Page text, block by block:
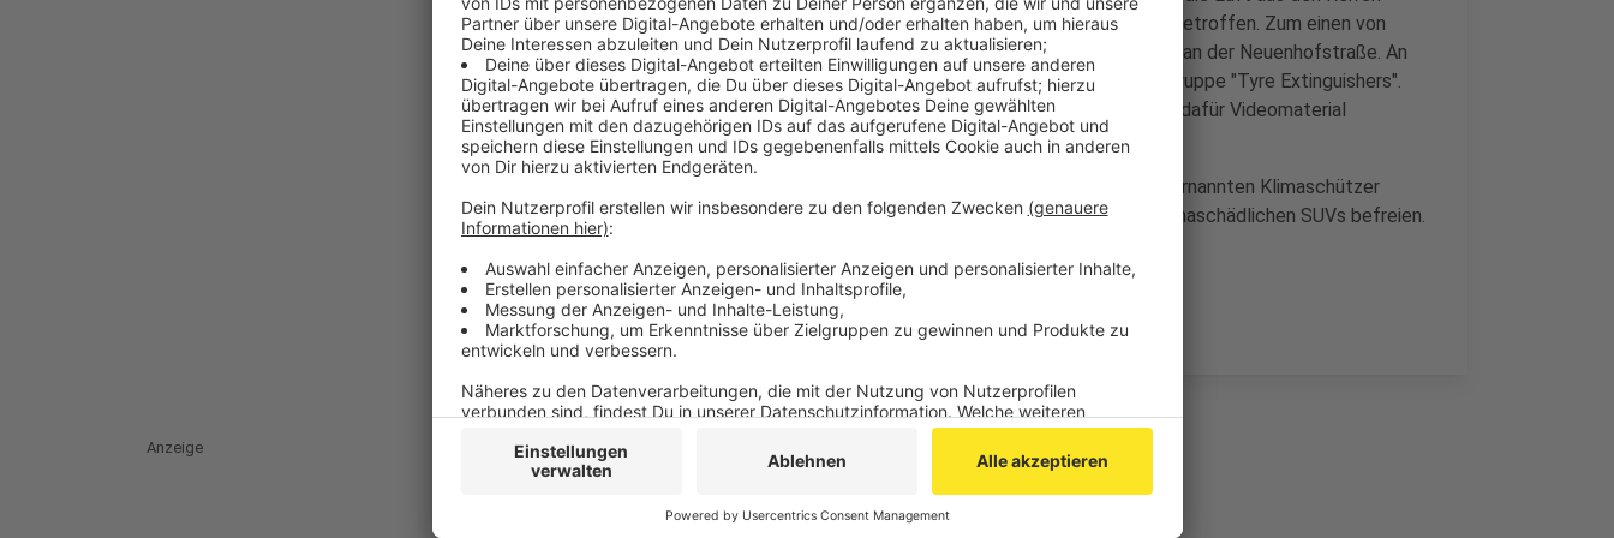
gelassen. Nach aktuellem Stand der Polizei sind vor allem SUVs betroffen. Zum einen von
Privatleuten, aber auch von den Autohäusern am Europaplatz und an der Neuenhofstraße. An
einigen Autos waren Bekennerschreiben von der Klimaaktivistengruppe "Tyre Extinguishers".
Der Staatsschutz der Polizei ermittelt jetzt. Unter anderem wird dafür Videomaterial
ausgewertet.
Auch in vielen anderen Städten in Deutschland haben die selbst ernannten Klimaschützer
zugeschlagen. Nach eigenen Angaben wollen sie die Welt von klimaschädlichen SUVs befreien.
Anzeige
Anzeige